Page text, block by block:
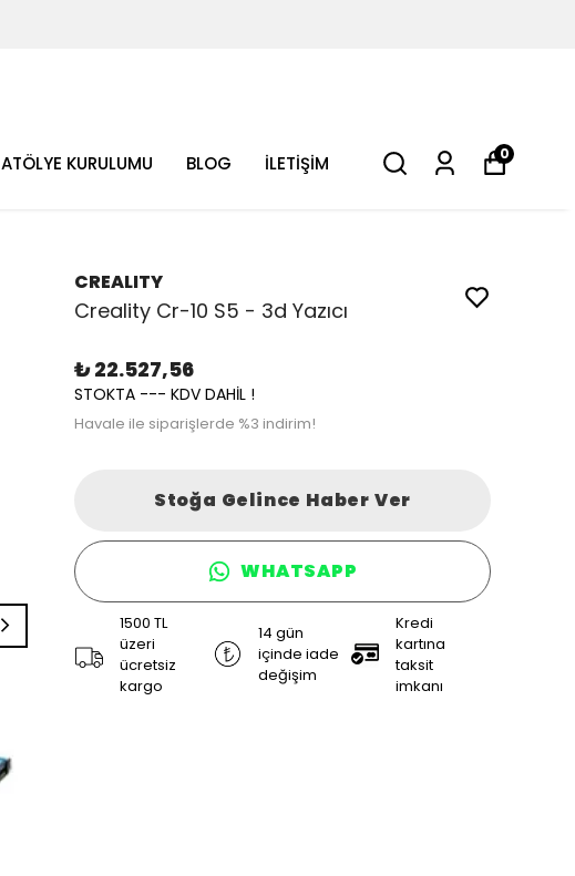
ATÖLYE KURULUMU BLOG İLETİŞİM 0
CREALITY
Creality Cr-10 S5 - 3d Yazıcı
₺ 22.527,56
STOKTA --- KDV DAHİL !
Havale ile siparişlerde %3 indirim!
Stoğa Gelince Haber Ver
WHATSAPP
1500 TL
üzeri
ücretsiz
kargo
14 gün
içinde iade
değişim
Kredi
kartına
taksit
imkanı